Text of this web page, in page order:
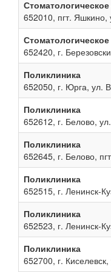
652010, пгт.
652420, г.
Поликлиника
652050, г. Юрга, ул.
Поликлиника
652612, г. Белово,
Поликлиника
652645, г. Белово,
Поликлиника
652515, г. Ленинск-
Поликлиника
652523, г. Ленинск-
Поликлиника
652700, г.